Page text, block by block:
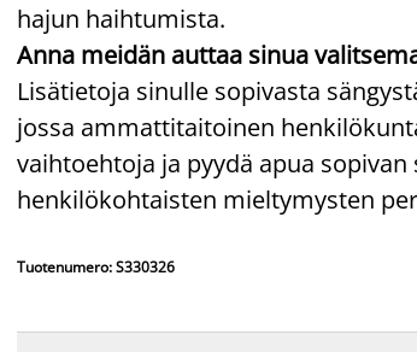
hajun haihtumista.
Anna meidän auttaa sinua
Lisätietoja sinulle sopivasta
jossa ammattitaitoinen
vaihtoehtoja ja pyydä apua
henkilökohtaisten mieltymysten
Tuotenumero: S330326